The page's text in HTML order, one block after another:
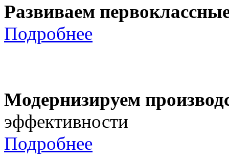
Развиваем
Подробнее
Модернизируем
эффективности
Подробнее